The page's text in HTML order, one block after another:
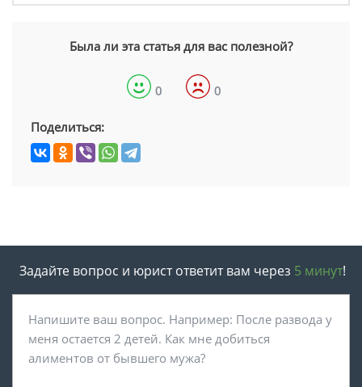
Была ли эта статья для вас полезной?
0 0
Поделиться:
Задайте вопрос и юрист ответит вам через 5 минут!